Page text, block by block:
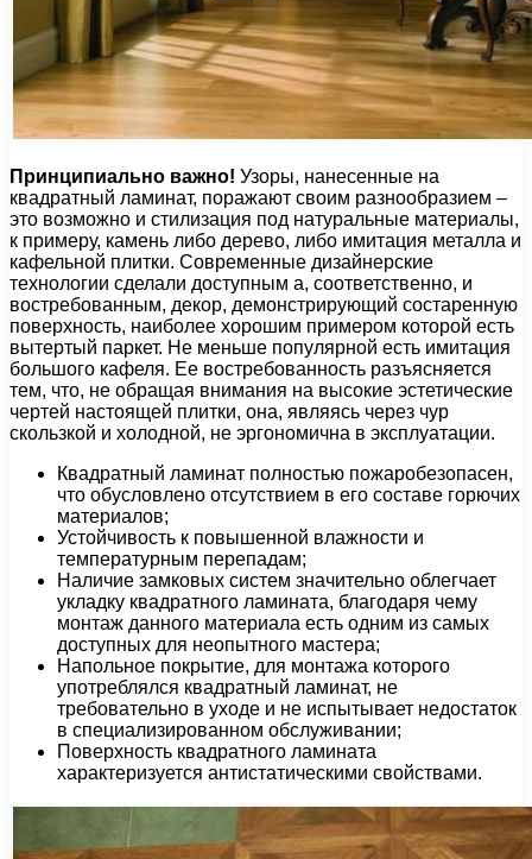
Принципиально важно! Узоры, нанесенные на
квадратный ламинат, поражают своим разнообразием –
это возможно и стилизация под натуральные материалы,
к примеру, камень либо дерево, либо имитация металла и
кафельной плитки. Современные дизайнерские
технологии сделали доступным а, соответственно, и
востребованным, декор, демонстрирующий состаренную
поверхность, наиболее хорошим примером которой есть
вытертый паркет. Не меньше популярной есть имитация
большого кафеля. Ее востребованность разъясняется
тем, что, не обращая внимания на высокие эстетические
чертей настоящей плитки, она, являясь через чур
скользкой и холодной, не эргономична в эксплуатации.
Квадратный ламинат полностью пожаробезопасен,
что обусловлено отсутствием в его составе горючих
материалов;
Устойчивость к повышенной влажности и
температурным перепадам;
Наличие замковых систем значительно облегчает
укладку квадратного ламината, благодаря чему
монтаж данного материала есть одним из самых
доступных для неопытного мастера;
Напольное покрытие, для монтажа которого
употреблялся квадратный ламинат, не
требовательно в уходе и не испытывает недостаток
в специализированном обслуживании;
Поверхность квадратного ламината
характеризуется антистатическими свойствами.